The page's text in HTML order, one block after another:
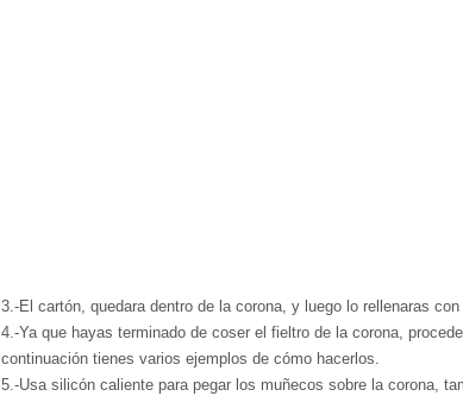
3.-El cartón, quedara dentro de la corona, y luego lo rellenaras con
4.-Ya que hayas terminado de coser el fieltro de la corona,
continuación tienes varios ejemplos de cómo hacerlos.
5.-Usa silicón caliente para pegar los muñecos sobre la corona,